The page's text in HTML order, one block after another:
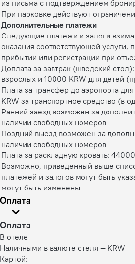
из письма с подтверждением
При парковке действуют
Дополнительные платежи
Следующие платежи и залоги
оказания соответствующей услуги,
прибытии или регистрации при
Доплата за завтрак (шведский
взрослых и 10000 KRW для детей
Плата за трансфер до аэропорта
KRW за транспортное средство (в
Ранний заезд возможен за
наличии свободных номеров
Поздний выезд возможен за
наличии свободных номеров
Плата за раскладную кровать:
Возможно, приведенный выше
платежей и залогов могут быть
могут быть изменены.
Оплата
Оплата
В отеле
Наличными в валюте отеля — KRW
Картой: